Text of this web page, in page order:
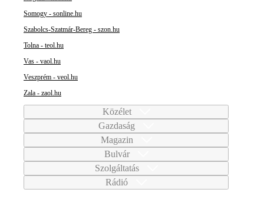
Somogy - sonline.hu
Szabolcs-Szatmár-Bereg - szon.hu
Tolna - teol.hu
Vas - vaol.hu
Veszprém - veol.hu
Zala - zaol.hu
Közélet
Gazdaság
Magazin
Bulvár
Szolgáltatás
Rádió